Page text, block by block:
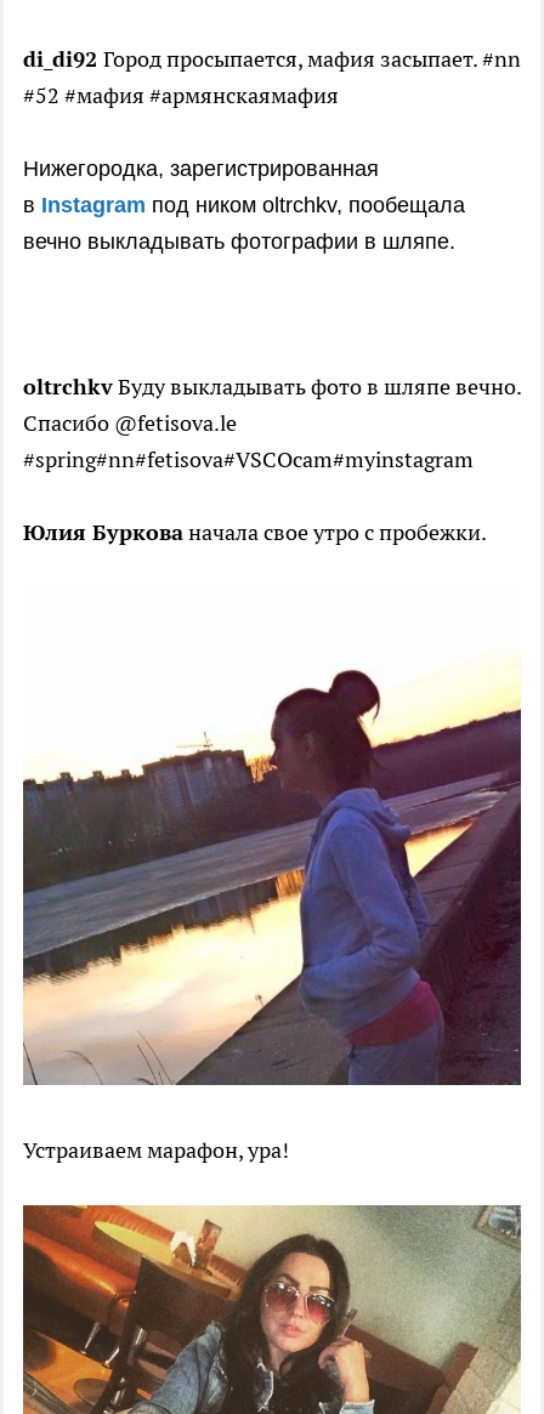
di_di92 Город просыпается, мафия засыпает. #nn
#52 #мафия #армянскаямафия
Нижегородка, зарегистрированная
в Instagram под ником oltrchkv, пообещала
вечно выкладывать фотографии в шляпе.
oltrchkvБуду выкладывать фото в шляпе вечно.
Cпасибо @fetisova.le
#spring#nn#fetisova#VSCOcam#myinstagram
Юлия Буркованачала свое утро с пробежки.
Устраиваем марафон, ура!